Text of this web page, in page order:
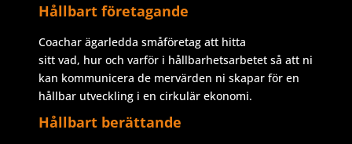
Hållbart företagande
Coachar ägarledda småföretag att hitta
sitt vad, hur och varför i hållbarhetsarbetet så att ni
kan kommunicera de mervärden ni skapar för en
hållbar utveckling i en cirkulär ekonomi.
Hållbart berättande